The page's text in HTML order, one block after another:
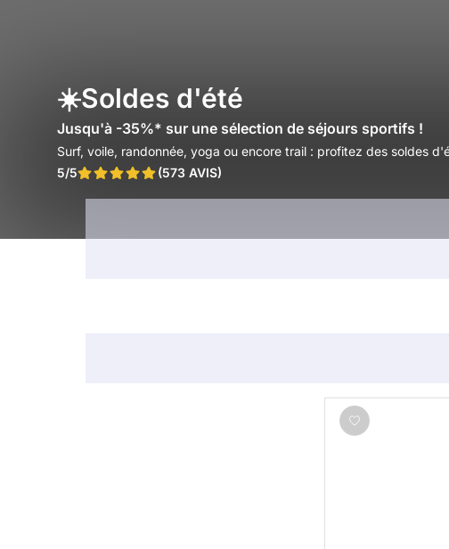
☀️Soldes d'été
Jusqu'à -35%* sur une sélection de séjours sportifs !
Surf, voile, randonnée, yoga ou encore trail : profitez des soldes
5/5
(573 AVIS)